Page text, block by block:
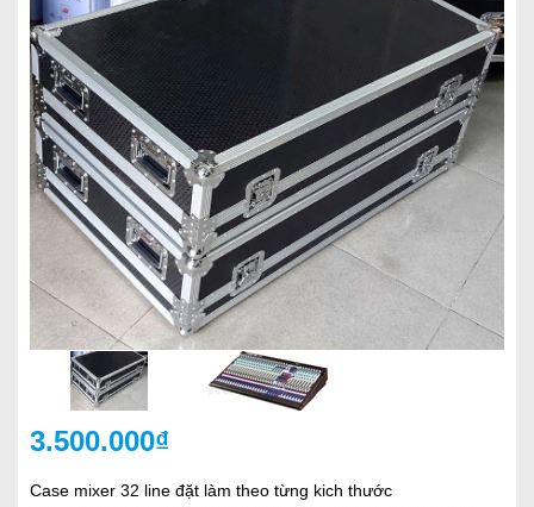
3.500.000₫
Case mixer 32 line đặt làm theo từng kich thước